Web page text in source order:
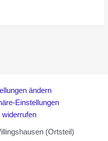
ändern
Einstellungen
widerrufen
(Ortsteil)